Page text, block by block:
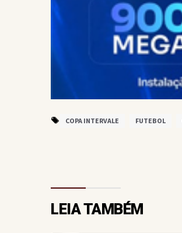
COPA INTERVALE FUTEBOL
LEIA TAMBÉM